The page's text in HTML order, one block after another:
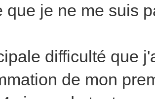
que je ne me suis
difficulté que
de mon